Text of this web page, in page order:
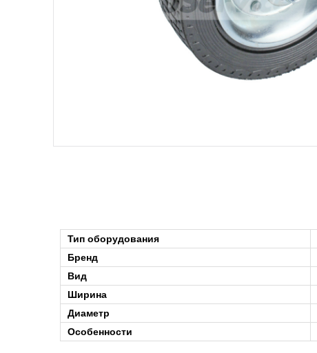
Тип оборудования
Бренд
Вид
Ширина
Диаметр
Особенности